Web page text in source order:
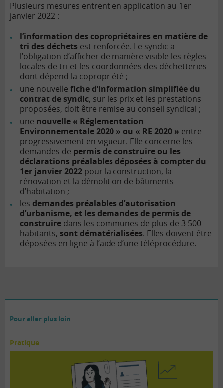
Plusieurs mesures entrent en application au 1er
janvier 2022 :
l’information des copropriétaires en matière de
tri des déchets est renforcée. Le syndic a
l’obligation d’afficher de manière visible les règles
locales de tri et les coordonnées des déchetteries
dont dépend la copropriété ;
une nouvelle fiche d’information simplifiée du
contrat de syndic, sur les prix et les prestations
proposées, doit être remise au conseil syndical ;
une nouvelle « Réglementation
Environnementale 2020 » ou « RE 2020 » entre
progressivement en vigueur. Elle concerne les
demandes de permis de construire ou les
déclarations préalables déposées à compter du
1er janvier 2022 pour la construction, la
rénovation et la démolition de bâtiments
d’habitation ;
les demandes préalables d’autorisation
d’urbanisme, et les demandes de permis de
construire dans les communes de plus de 3 500
habitants, sont dématérialisées. Elles doivent être
déposées en ligne à l’aide d’une téléprocédure.
Pour aller plus loin
Pratique